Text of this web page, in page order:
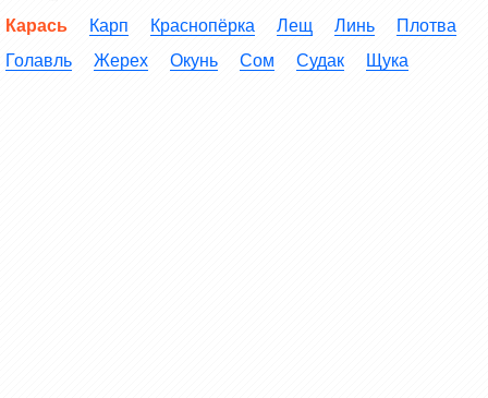
Карась Карп Краснопёрка Лещ Линь
Плотва
Голавль
Жерех Окунь Сом Судак Щука